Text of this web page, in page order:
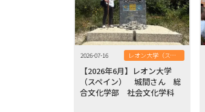
2026-07-16 レオン大学（スペイン）
【2026年6月】レオン大学
（スペイン） 城間さん 総
合文化学部 社会文化学科